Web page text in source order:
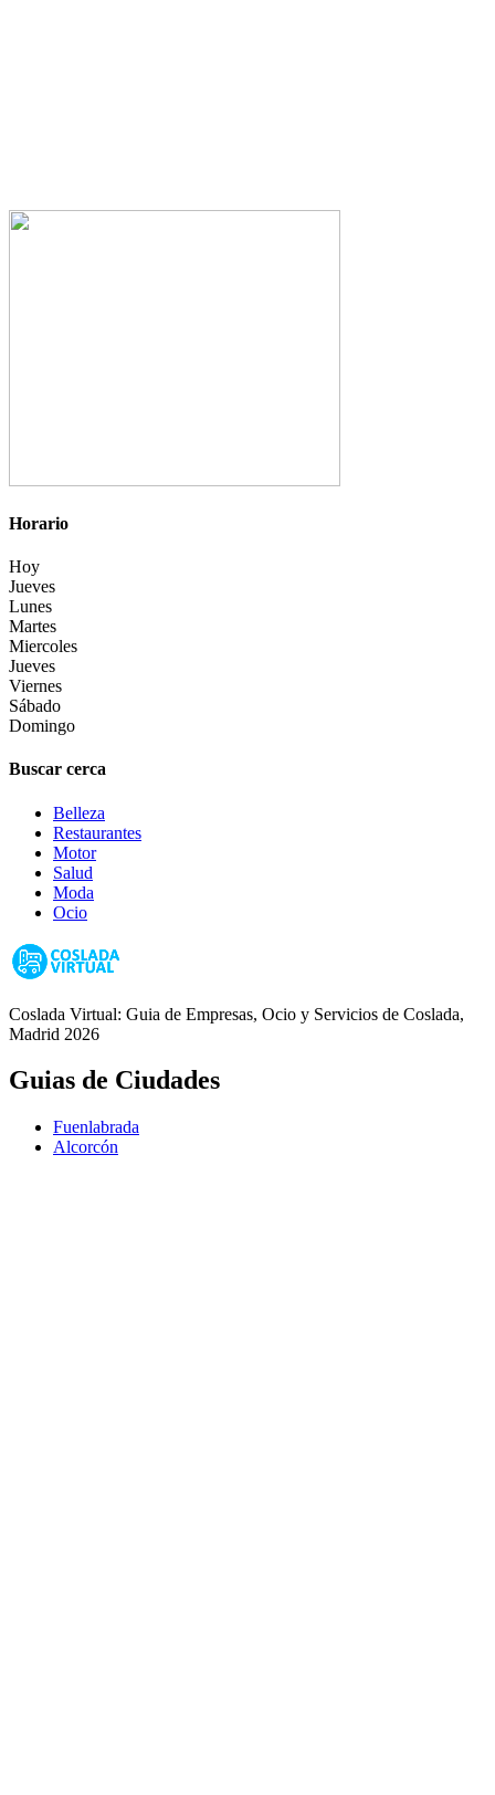
Horario
Hoy
Jueves
Lunes
Martes
Miercoles
Jueves
Viernes
Sábado
Domingo
Buscar cerca
Belleza
Restaurantes
Motor
Salud
Moda
Ocio
Coslada Virtual: Guia de Empresas, Ocio y Servicios de Coslada,
Madrid 2026
Guias de Ciudades
Fuenlabrada
Alcorcón